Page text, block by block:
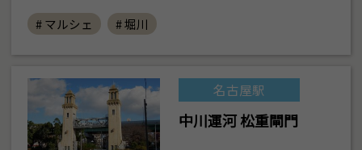
# マルシェ # 堀川
名古屋駅
中川運河 松重閘門